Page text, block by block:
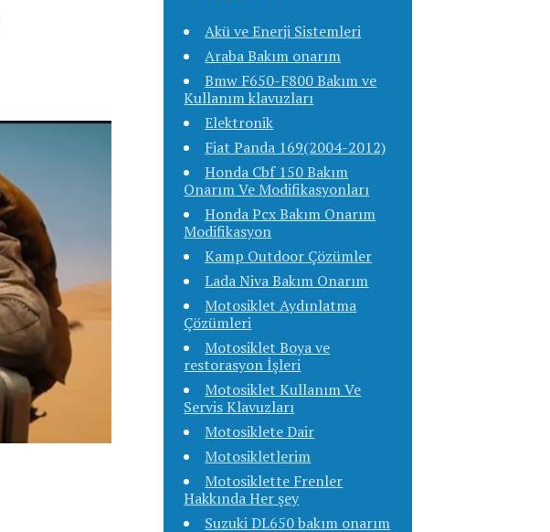
Akü ve Enerji Sistemleri
Araba Bakım onarım
Bmw F650-F800 Bakım ve
Kullanım klavuzları
Elektronik
Fiat Panda 169(2004-2012)
Honda Cbf 150 Bakım
Onarım Ve Modifikasyonları
Honda Pcx Bakım Onarım
Modifikasyon
Kamp Outdoor Çözümler
Lada Niva Bakım Onarım
Motosiklet Aydınlatma
Çözümleri
Motosiklet Boya ve
restorasyon İşleri
Motosiklet Kullanım Ve
Servis Klavuzları
Motosiklete Dair
Motosikletlerim
Motosiklette Frenler
Hakkında Her şey
Suzuki DL650 bakım onarım